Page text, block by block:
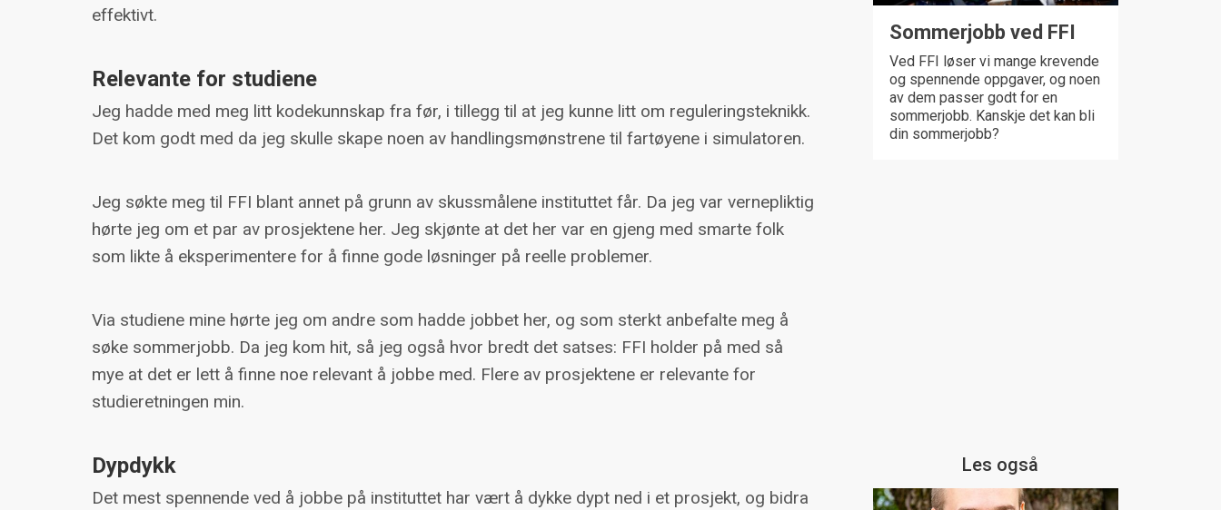
Sommerjobb ved FFI
Ved FFI løser vi mange krevende
og spennende oppgaver, og noen
av dem passer godt for en
sommerjobb. Kanskje det kan bli
din sommerjobb?
effektivt.
Relevante for studiene
Jeg hadde med meg litt kodekunnskap fra før, i tillegg til at jeg kunne litt om reguleringsteknikk.
Det kom godt med da jeg skulle skape noen av handlingsmønstrene til fartøyene i simulatoren.
Jeg søkte meg til FFI blant annet på grunn av skussmålene instituttet får. Da jeg var vernepliktig
hørte jeg om et par av prosjektene her. Jeg skjønte at det her var en gjeng med smarte folk
som likte å eksperimentere for å finne gode løsninger på reelle problemer.
Via studiene mine hørte jeg om andre som hadde jobbet her, og som sterkt anbefalte meg å
søke sommerjobb. Da jeg kom hit, så jeg også hvor bredt det satses: FFI holder på med så
mye at det er lett å finne noe relevant å jobbe med. Flere av prosjektene er relevante for
studieretningen min.
Les også
Dypdykk
Det mest spennende ved å jobbe på instituttet har vært å dykke dypt ned i et prosjekt, og bidra